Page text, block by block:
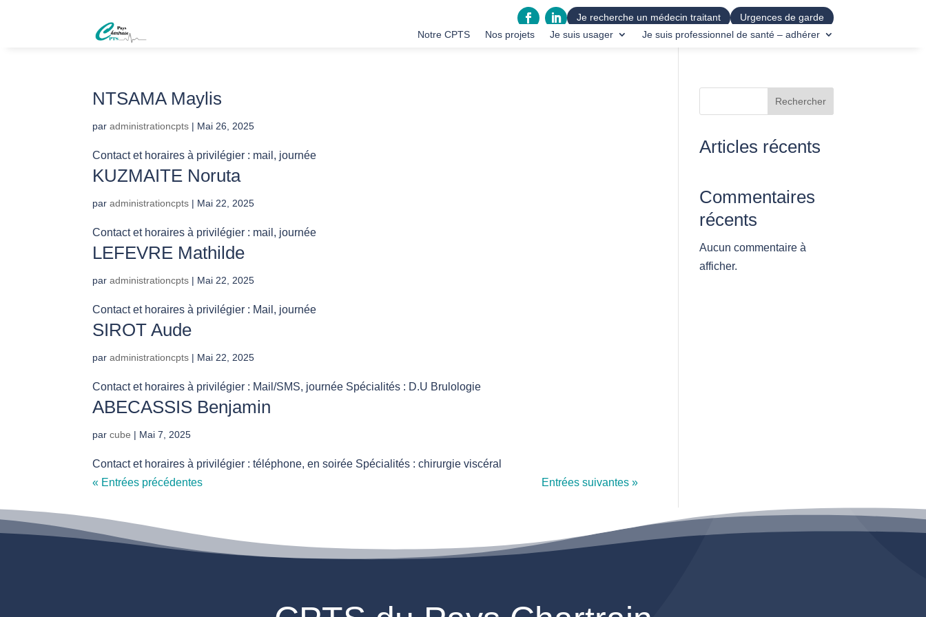
Je recherche un médecin traitant
Urgences de garde
Notre CPTS
Nos projets Je suis usager Je suis professionnel de santé – adhérer
NTSAMA Maylis
paradministrationcpts | Mai 26, 2025
Contact et horaires à privilégier : mail, journée
KUZMAITE Noruta
paradministrationcpts | Mai 22, 2025
Contact et horaires à privilégier : mail, journée
LEFEVRE Mathilde
paradministrationcpts | Mai 22, 2025
Contact et horaires à privilégier : Mail, journée
SIROT Aude
paradministrationcpts | Mai 22, 2025
Contact et horaires à privilégier : Mail/SMS, journée Spécialités : D.U Brulologie
ABECASSIS Benjamin
parcube | Mai 7, 2025
Contact et horaires à privilégier : téléphone, en soirée Spécialités : chirurgie viscéral
« Entrées précédentes
Entrées suivantes »
Rechercher
Articles récents
Commentaires
récents
Aucun commentaire à
afficher.